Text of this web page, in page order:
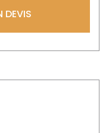
DEVIS